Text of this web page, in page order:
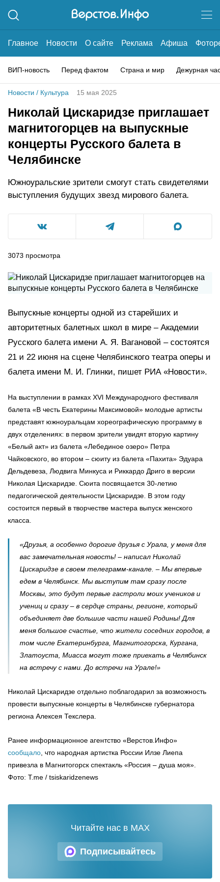
Главное Новости О сайте Реклама Афиша
ВИП-новость Перед фактом Страна и мир Дежурная
Новости / Культура 15 мая 2025
Николай Цискаридзе приглашает
магнитогорцев на выпускные
концерты Русского балета в
Челябинске
Южноуральские зрители смогут стать свидетелями
выступления будущих звезд мирового балета.
3073 просмотра
Выпускные концерты одной из старейших и
авторитетных балетных школ в мире – Академии
Русского балета имени А. Я. Вагановой – состоятся
21 и 22 июня на сцене Челябинского театра оперы и
балета имени М. И. Глинки, пишет РИА «Новости».
На выступлении в рамках XVI Международного фестиваля
балета «В честь Екатерины Максимовой» молодые артисты
представят южноуральцам хореографическую программу в
двух отделениях: в первом зрители увидят вторую картину
«Белый акт» из балета «Лебединое озеро» Петра
Чайковского, во втором – сюиту из балета «Пахита» Эдуара
Дельдевеза, Людвига Минкуса и Риккардо Дриго в версии
Николая Цискаридзе. Сюита посвящается 30-летию
педагогической деятельности Цискаридзе. В этом году
состоится первый в творчестве мастера выпуск женского
класса.
«Друзья, а особенно дорогие друзья с Урала, у меня для
вас замечательная новость! – написал Николай
Цискаридзе в своем телеграмм-канале. – Мы впервые
едем в Челябинск. Мы выступим там сразу после
Москвы, это будут первые гастроли моих учеников и
учениц и сразу – в сердце страны, регионе, который
объединяет две большие части нашей Родины! Для
меня большое счастье, что жители соседних городов, в
том числе Екатеринбурга, Магнитогорска, Кургана,
Златоуста, Миасса могут тоже приехать в Челябинск
на встречу с нами. До встречи на Урале!»
Николай Цискаридзе отдельно поблагодарил за возможность
провести выпускные концерты в Челябинске губернатора
региона Алексея Текслера.
Ранее информационное агентство «Верстов.Инфо»
сообщало , что народная артистка России Илзе Лиепа
привезла в Магнитогорск спектакль «Россия – душа моя».
Фото: T.me / tsiskaridzenews
Подписывайтесь
Читайте нас в MAX